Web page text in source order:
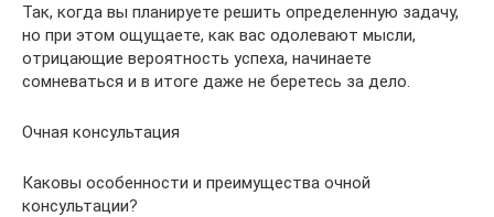
Так, когда вы планируете решить определенную задачу,
но при этом ощущаете, как вас одолевают мысли,
отрицающие вероятность успеха, начинаете
сомневаться и в итоге даже не беретесь за дело.
Очная консультация
Каковы особенности и преимущества очной
консультации?